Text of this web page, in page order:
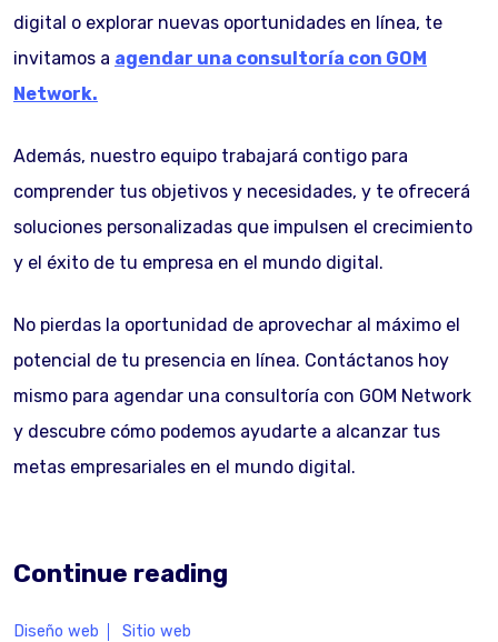
digital o explorar nuevas oportunidades en línea, te
invitamos a agendar una consultoría con GOM
Network.
Además, nuestro equipo trabajará contigo para
comprender tus objetivos y necesidades, y te ofrecerá
soluciones personalizadas que impulsen el crecimiento
y el éxito de tu empresa en el mundo digital.
No pierdas la oportunidad de aprovechar al máximo el
potencial de tu presencia en línea. Contáctanos hoy
mismo para agendar una consultoría con GOM Network
y descubre cómo podemos ayudarte a alcanzar tus
metas empresariales en el mundo digital.
Continue reading
Diseño web Sitio web